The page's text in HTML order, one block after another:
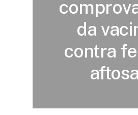
da
contra
aftosa